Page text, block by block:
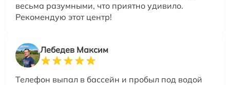
весьма разумными, что приятно удивило.
Рекомендую этот центр!
Лебедев Максим
Телефон выпал в бассейн и пробыл под водой